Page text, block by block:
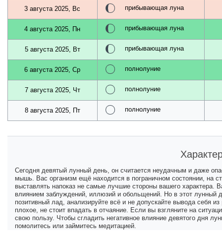
3 августа 2025, Вс прибывающая луна
4 августа 2025, Пн прибывающая луна
5 августа 2025, Вт прибывающая луна
6 августа 2025, Ср полнолуние
7 августа 2025, Чт полнолуние
8 августа 2025, Пт полнолуние
Сегодня девятый лунный день, он считается неудачным и даже
мышь. Вас организм ещё находится в пограничном состоянии, на
выставлять напоказ не самые лучшие стороны вашего характера.
влиянием заблуждений, иллюзий и обольщений. Но в этот лунный
позитивный лад, анализируйте всё и не допускайте вывода себя
плохое, не стоит впадать в отчаяние. Если вы взгляните на
свою пользу. Чтобы сгладить негативное влияние девятого дня
помолитесь или займитесь медитацией.